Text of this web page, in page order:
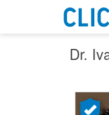
Dr.